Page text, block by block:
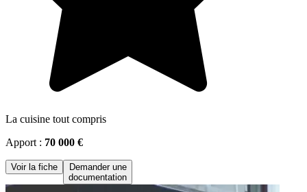
La cuisine tout compris
Apport : 70 000 €
Voir la fiche
Demander une
documentation